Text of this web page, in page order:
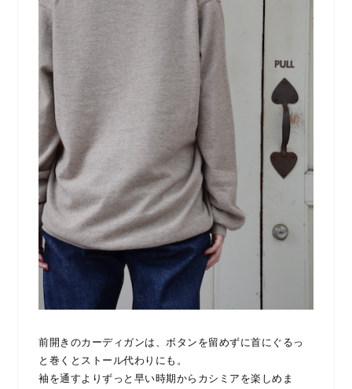
前開きのカーディガンは、ボタンを留めずに首にぐるっ
と巻くとストール代わりにも。
袖を通すよりずっと早い時期からカシミアを楽しめま